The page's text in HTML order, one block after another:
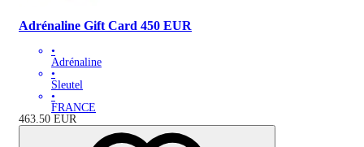
Adrénaline Gift Card 450 EUR
•
Adrénaline
•
Sleutel
•
FRANCE
463.50 EUR